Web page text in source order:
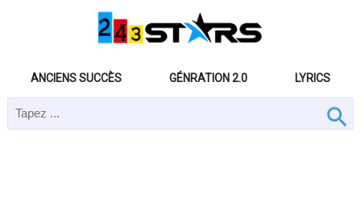
ANCIENS SUCCÈS GÉNRATION 2.0 LYRICS